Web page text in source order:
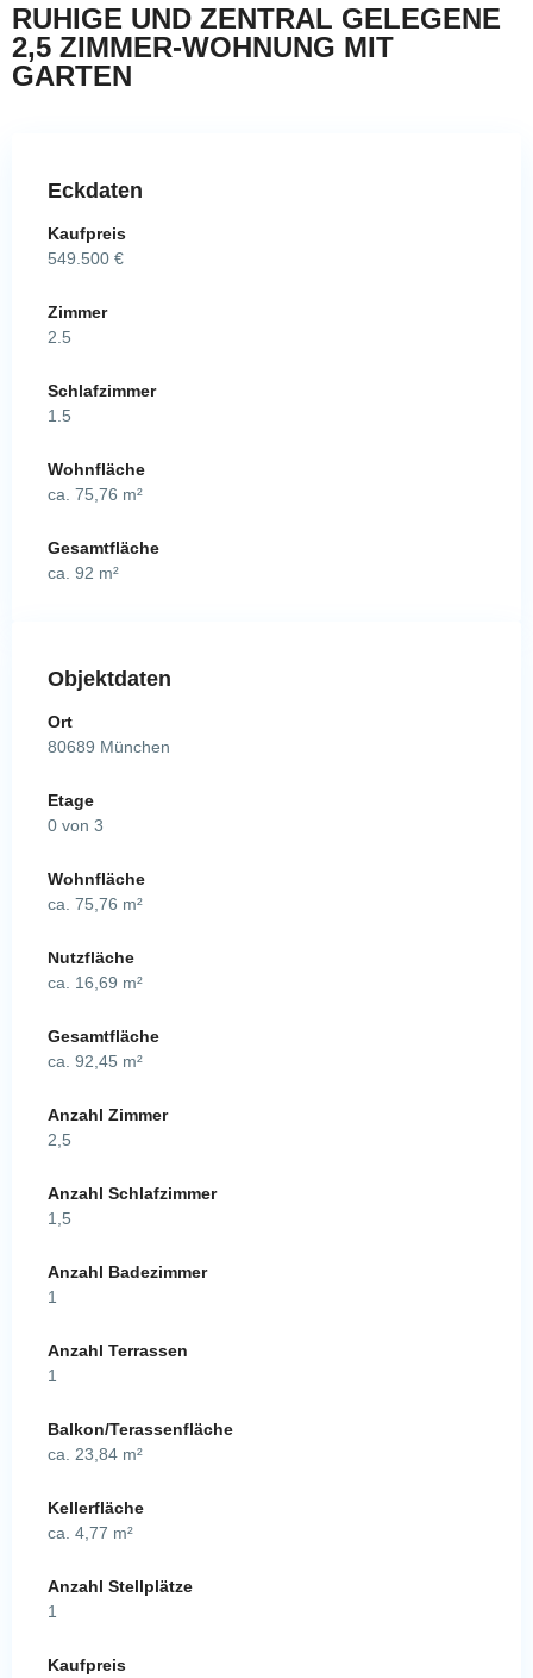
RUHIGE UND ZENTRAL GELEGENE
2,5 ZIMMER-WOHNUNG MIT
GARTEN
Eckdaten
Kaufpreis
549.500 €
Zimmer
2.5
Schlafzimmer
1.5
Wohnfläche
ca. 75,76 m²
Gesamtfläche
ca. 92 m²
Objektdaten
Ort
80689 München
Etage
0 von 3
Wohnfläche
ca. 75,76 m²
Nutzfläche
ca. 16,69 m²
Gesamtfläche
ca. 92,45 m²
Anzahl Zimmer
2,5
Anzahl Schlafzimmer
1,5
Anzahl Badezimmer
1
Anzahl Terrassen
1
Balkon/Terassenfläche
ca. 23,84 m²
Kellerfläche
ca. 4,77 m²
Anzahl Stellplätze
1
Kaufpreis